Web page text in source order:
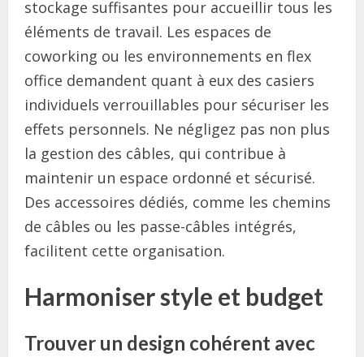
stockage suffisantes pour accueillir tous les
éléments de travail. Les espaces de
coworking ou les environnements en flex
office demandent quant à eux des casiers
individuels verrouillables pour sécuriser les
effets personnels. Ne négligez pas non plus
la gestion des câbles, qui contribue à
maintenir un espace ordonné et sécurisé.
Des accessoires dédiés, comme les chemins
de câbles ou les passe-câbles intégrés,
facilitent cette organisation.
Harmoniser style et budget
Trouver un design cohérent avec